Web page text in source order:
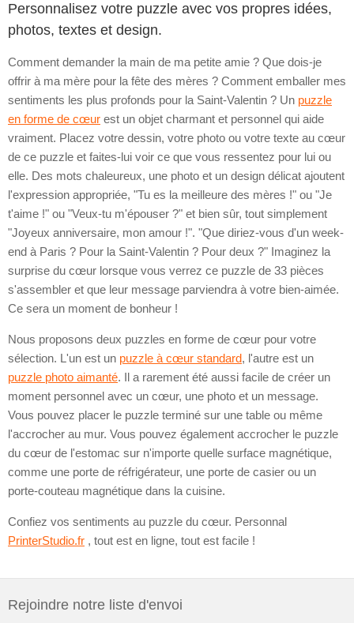
Personnalisez votre puzzle avec vos propres idées,
photos, textes et design.
Comment demander la main de ma petite amie ? Que dois-je
offrir à ma mère pour la fête des mères ? Comment emballer mes
sentiments les plus profonds pour la Saint-Valentin ? Un puzzle
en forme de cœur est un objet charmant et personnel qui aide
vraiment. Placez votre dessin, votre photo ou votre texte au cœur
de ce puzzle et faites-lui voir ce que vous ressentez pour lui ou
elle. Des mots chaleureux, une photo et un design délicat ajoutent
l'expression appropriée, "Tu es la meilleure des mères !" ou "Je
t'aime !" ou "Veux-tu m'épouser ?" et bien sûr, tout simplement
"Joyeux anniversaire, mon amour !". "Que diriez-vous d'un week-
end à Paris ? Pour la Saint-Valentin ? Pour deux ?" Imaginez la
surprise du cœur lorsque vous verrez ce puzzle de 33 pièces
s'assembler et que leur message parviendra à votre bien-aimée.
Ce sera un moment de bonheur !
Nous proposons deux puzzles en forme de cœur pour votre
sélection. L'un est un puzzle à cœur standard, l'autre est un
puzzle photo aimanté. Il a rarement été aussi facile de créer un
moment personnel avec un cœur, une photo et un message.
Vous pouvez placer le puzzle terminé sur une table ou même
l'accrocher au mur. Vous pouvez également accrocher le puzzle
du cœur de l'estomac sur n'importe quelle surface magnétique,
comme une porte de réfrigérateur, une porte de casier ou un
porte-couteau magnétique dans la cuisine.
Confiez vos sentiments au puzzle du cœur. Personnal
PrinterStudio.fr , tout est en ligne, tout est facile !
Rejoindre notre liste d'envoi